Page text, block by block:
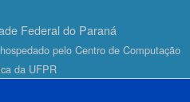
Federal do Paraná
pelo Centro de Computação
da UFPR